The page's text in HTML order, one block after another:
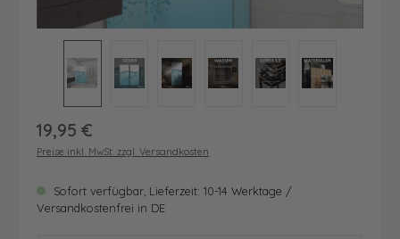
Regulärer Preis:
19,95 €
Preise inkl. MwSt. zzgl. Versandkosten
Sofort verfügbar, Lieferzeit: 10-14 Werktage /
Versandkostenfrei in DE